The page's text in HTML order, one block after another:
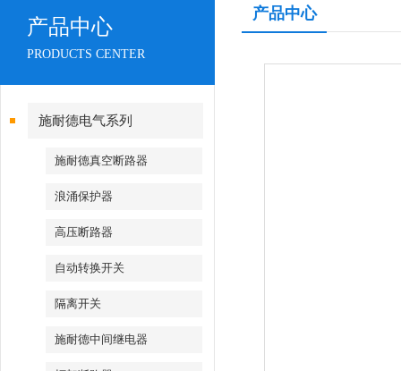
产品中心
PRODUCTS CENTER
施耐德电气系列
施耐德真空断路器
浪涌保护器
高压断路器
自动转换开关
隔离开关
施耐德中间继电器
产品中心